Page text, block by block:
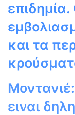
επιδημία.
και τα
ειναι